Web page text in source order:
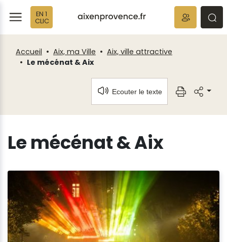
EN 1
CLIC
Accueil Aix, ma Ville
Aix, ville attractive
Le mécénat & Aix
Ecouter le texte
Le mécénat & Aix
Fenêtre
de
chat
Panneau de gestion des cookies